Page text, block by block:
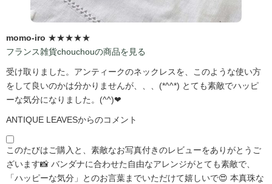
momo-iro ★★★★★
フランス雑貨chouchouの商品を見る
受け取りました。アンティークのネックレスを、このような使い方
をして良いのかは分かりませんが、、、(*^^*) とても素敵でハッピ
ーな気分になりました。(^^)❤
ANTIQUE LEAVESからのコメント
このたびはご購入と、素敵なお写真付きのレビューをありがとうご
ざいます📸 バンダナに合わせた自由なアレンジがとても素敵で、
「ハッピーな気分」とのお言葉までいただけて嬉しいで😍 本真珠な